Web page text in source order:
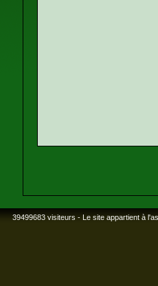
39499683 visiteurs - Le site appartient à